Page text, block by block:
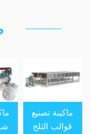
ماكينة تصنيع
قوالب الثلج